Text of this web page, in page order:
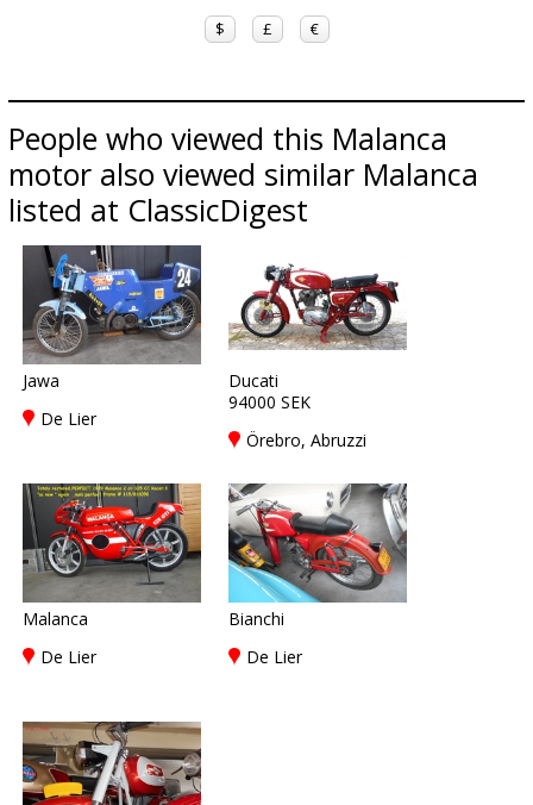
$ £ €
People who viewed this Malanca
motor also viewed similar Malanca
listed at ClassicDigest
Jawa
De Lier
Ducati
94000 SEK
Örebro, Abruzzi
Malanca
De Lier
Bianchi
De Lier